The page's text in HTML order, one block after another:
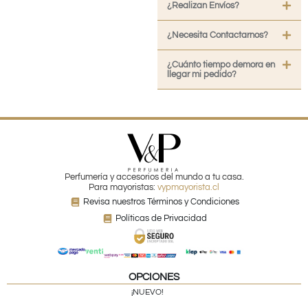
¿Realizan Envíos?
¿Necesita Contactarnos?
¿Cuánto tiempo demora en
llegar mi pedido?
Perfumería y accesorios del mundo a tu casa.
Para mayoristas: vypmayorista.cl
Revisa nuestros Términos y Condiciones
Políticas de Privacidad
OPCIONES
¡NUEVO!